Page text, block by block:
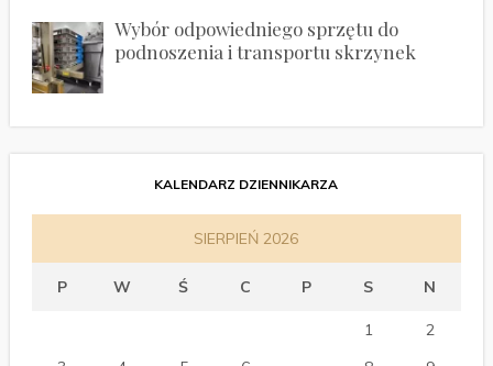
Wybór odpowiedniego sprzętu do
podnoszenia i transportu skrzynek
KALENDARZ DZIENNIKARZA
SIERPIEŃ 2026
P W Ś C P S N
1
2